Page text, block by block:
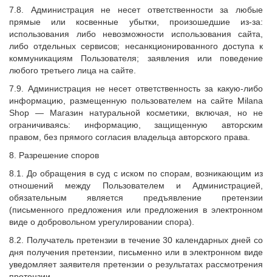
7.8. Администрация не несет ответственности за любые
прямые или косвенные убытки, произошедшие из-за:
использования либо невозможности использования сайта,
либо отдельных сервисов; несанкционированного доступа к
коммуникациям Пользователя; заявления или поведение
любого третьего лица на сайте.
7.9. Администрация не несет ответственность за какую-либо
информацию, размещенную пользователем на сайте Milana
Shop — Магазин натуральной косметики, включая, но не
ограничиваясь: информацию, защищенную авторским
правом, без прямого согласия владельца авторского права.
8. Разрешение споров
8.1. До обращения в суд с иском по спорам, возникающим из
отношений между Пользователем и Администрацией,
обязательным является предъявление претензии
(письменного предложения или предложения в электронном
виде о добровольном урегулировании спора).
8.2. Получатель претензии в течение 30 календарных дней со
дня получения претензии, письменно или в электронном виде
уведомляет заявителя претензии о результатах рассмотрения